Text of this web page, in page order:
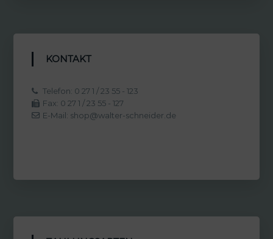
KONTAKT
Telefon: 0 27 1 / 23 55 - 123
Fax: 0 27 1 / 23 55 - 127
E-Mail: shop@walter-schneider.de